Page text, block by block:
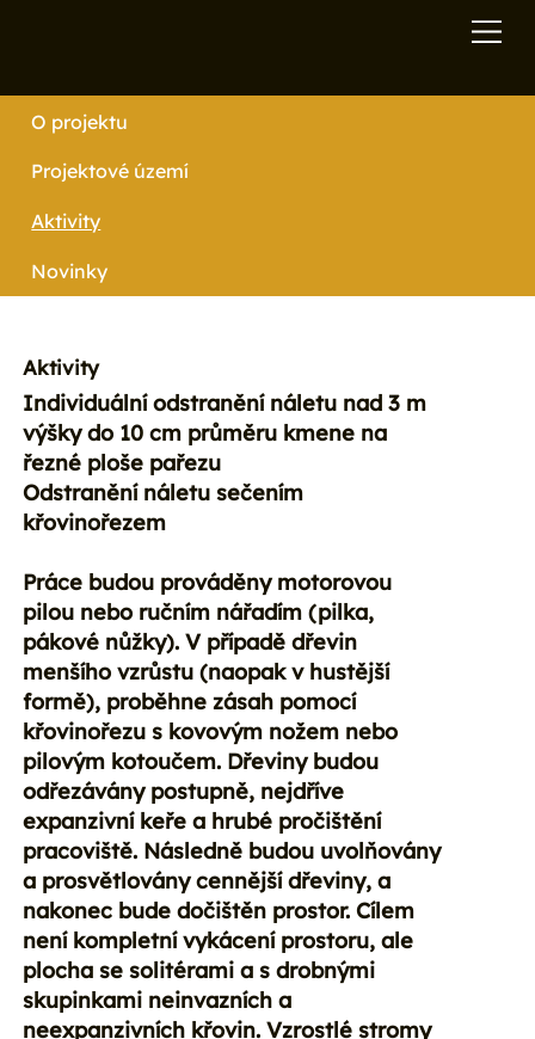
Aktivity
Individuální odstranění náletu nad 3 m
výšky do 10 cm průměru kmene na
řezné ploše pařezu
Odstranění náletu sečením
křovinořezem
Práce budou prováděny motorovou
pilou nebo ručním nářadím (pilka,
pákové nůžky). V případě dřevin
menšího vzrůstu (naopak v hustější
formě), proběhne zásah pomocí
křovinořezu s kovovým nožem nebo
pilovým kotoučem. Dřeviny budou
odřezávány postupně, nejdříve
expanzivní keře a hrubé pročištění
pracoviště. Následně budou uvolňovány
a prosvětlovány cennější dřeviny, a
nakonec bude dočištěn prostor. Cílem
není kompletní vykácení prostoru, ale
plocha se solitérami a s drobnými
skupinkami neinvazních a
neexpanzivních křovin. Vzrostlé stromy
O projektu
Projektové území
Aktivity
Novinky